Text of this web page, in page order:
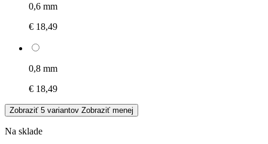
0,6 mm
€ 18,49
0,8 mm
€ 18,49
Zobraziť 5 variantov Zobraziť menej
Na sklade